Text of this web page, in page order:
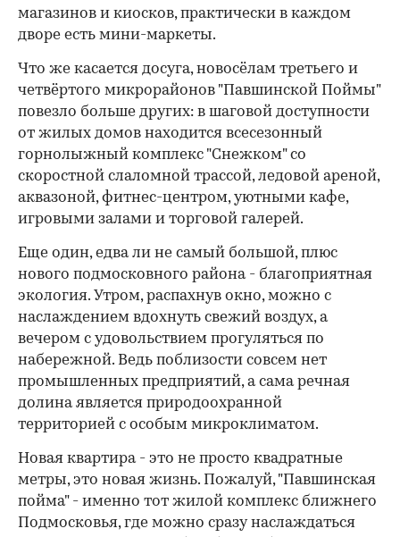
магазинов и киосков, практически в каждом
дворе есть мини-маркеты.
Что же касается досуга, новосёлам третьего и
четвёртого микрорайонов "Павшинской Поймы"
повезло больше других: в шаговой доступности
от жилых домов находится всесезонный
горнолыжный комплекс "Снежком" со
скоростной слаломной трассой, ледовой ареной,
аквазоной, фитнес-центром, уютными кафе,
игровыми залами и торговой галерей.
Еще один, едва ли не самый большой, плюс
нового подмосковного района - благоприятная
экология. Утром, распахнув окно, можно с
наслаждением вдохнуть свежий воздух, а
вечером с удовольствием прогуляться по
набережной. Ведь поблизости совсем нет
промышленных предприятий, а сама речная
долина является природоохранной
территорией с особым микроклиматом.
Новая квартира - это не просто квадратные
метры, это новая жизнь. Пожалуй, "Павшинская
пойма" - именно тот жилой комплекс ближнего
Подмосковья, где можно сразу наслаждаться